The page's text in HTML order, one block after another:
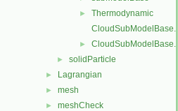
►
Thermodynamic
CloudSubModelBase.C
► CloudSubModelBase.H
► solidParticle
► Lagrangian
► mesh
► meshCheck